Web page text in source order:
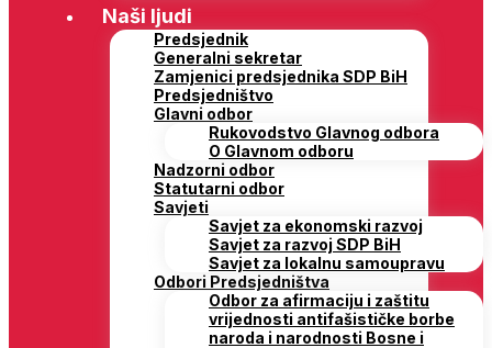
Naši ljudi
Predsjednik
Generalni sekretar
Zamjenici predsjednika SDP BiH
Predsjedništvo
Glavni odbor
Rukovodstvo Glavnog odbora
O Glavnom odboru
Nadzorni odbor
Statutarni odbor
Savjeti
Savjet za ekonomski razvoj
Savjet za razvoj SDP BiH
Savjet za lokalnu samoupravu
Odbori Predsjedništva
Odbor za afirmaciju i zaštitu
vrijednosti antifašističke borbe
naroda i narodnosti Bosne i